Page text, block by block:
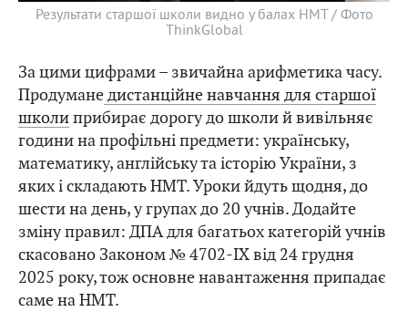
Результати старшої школи видно у балах НМТ / Фото
ThinkGlobal
За цими цифрами – звичайна арифметика часу.
Продуманедистанційне навчання для старшої
школиприбирає дорогу до школи й вивільняє
години на профільні предмети: українську,
математику, англійську та історію України, з
яких і складають НМТ. Уроки йдуть щодня, до
шести на день, у групах до 20 учнів. Додайте
зміну правил: ДПА для багатьох категорій учнів
скасовано Законом № 4702-IX від 24 грудня
2025 року, тож основне навантаження припадає
саме на НМТ.